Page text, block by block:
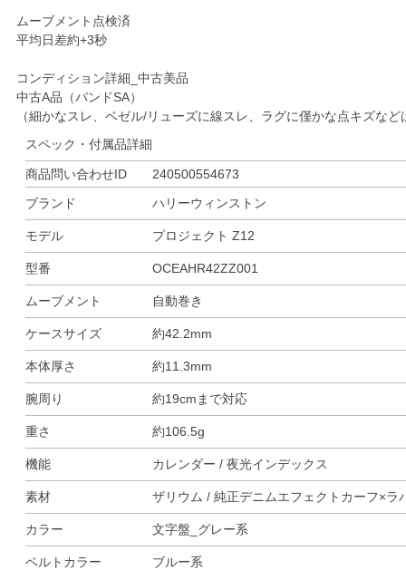
ムーブメント点検済
平均日差約+3秒
コンディション詳細_中古美品
中古A品（バンドSA）
（細かなスレ、ベゼル/リューズに線スレ、ラグに僅かな点キズな
スペック・付属品詳細
商品問い合わせID
240500554673
ブランド
ハリーウィンストン
モデル プロジェクト Z12
型番 OCEAHR42ZZ001
ムーブメント 自動巻き
ケースサイズ 約42.2mm
本体厚さ 約11.3mm
腕周り 約19cmまで対応
重さ 約106.5g
機能 カレンダー / 夜光インデックス
素材 ザリウム / 純正デニムエフェクトカーフ×
カラー 文字盤_グレー系
ベルトカラー ブルー系